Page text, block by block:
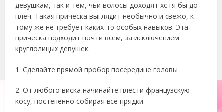
девушкам, так и тем, чьи волосы доходят хотя бы до
плеч. Такая прическа выглядит необычно и свежо, к
тому же не требует каких-то особых навыков. Эта
прическа подходит почти всем, за исключением
круглолицых девушек.
1. Сделайте прямой пробор посередине головы
2. От любого виска начинайте плести французскую
косу, постепенно собирая все прядки